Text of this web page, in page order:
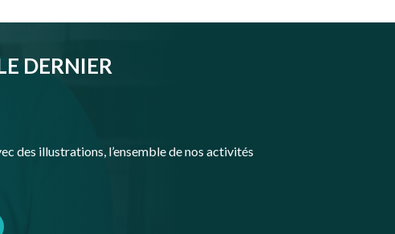
DERNIER
des illustrations, l’ensemble de nos activités